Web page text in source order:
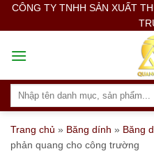
SkipCÔNG TY TNHH SẢN XUẤT
Search
Trang chủ » Băng dính » Băng
phản quang cho công trường